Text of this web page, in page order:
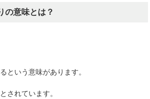
の意味とは？
という意味があります。
されています。